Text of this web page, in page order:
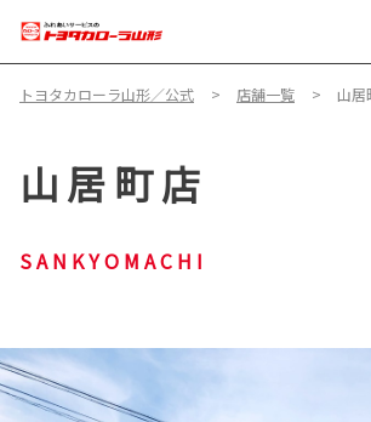
トヨタカローラ山形／公式 店舗一覧 山居
山 居 町 店
S A N K Y O M A C H I